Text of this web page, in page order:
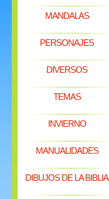
MANDALAS
PERSONAJES
DIVERSOS
TEMAS
INVIERNO
MANUALIDADES
DIBUJOS DE LA BIBLIA